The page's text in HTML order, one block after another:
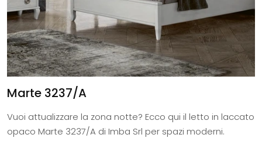
Marte 3237/A
Vuoi attualizzare la zona notte? Ecco qui il letto in laccato
opaco Marte 3237/A di Imba Srl per spazi moderni.